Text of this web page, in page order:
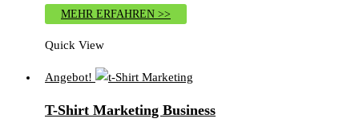
MEHR ERFAHREN >>
Quick View
Angebot!
T-Shirt Marketing Business